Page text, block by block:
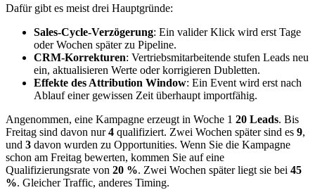
Dafür gibt es meist drei Hauptgründe:
Sales-Cycle-Verzögerung: Ein valider Klick wird erst Tage
oder Wochen später zu Pipeline.
CRM-Korrekturen: Vertriebsmitarbeitende stufen Leads neu
ein, aktualisieren Werte oder korrigieren Dubletten.
Effekte des Attribution Window: Ein Event wird erst nach
Ablauf einer gewissen Zeit überhaupt importfähig.
Angenommen, eine Kampagne erzeugt in Woche 1 20 Leads. Bis
Freitag sind davon nur4 qualifiziert. Zwei Wochen später sind es 9,
und 3 davon wurden zu Opportunities. Wenn Sie die Kampagne
schon am Freitag bewerten, kommen Sie auf eine
Qualifizierungsrate von 20 %. Zwei Wochen später liegt sie bei 45
%. Gleicher Traffic, anderes Timing.